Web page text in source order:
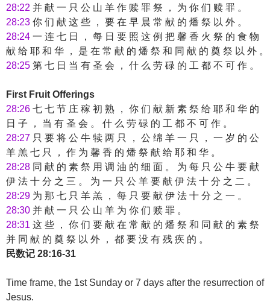
28:22 并 献 一 只 公 山 羊 作 赎 罪 祭 ， 为 你 们 赎 罪 。
28:23 你 们 献 这 些 ， 要 在 早 晨 常 献 的 燔 祭 以 外 。
28:24 一 连 七 日 ， 每 日 要 照 这 例 把 馨 香 火 祭 的 食 物
献 给 耶 和 华 ， 是 在 常 献 的 燔 祭 和 同 献 的 奠 祭 以 外 。
28:25 第 七 日 当 有 圣 会 ， 什 么 劳 碌 的 工 都 不 可 作 。
First Fruit Offerings
28:26 七 七 节 庄 稼 初 熟 ， 你 们 献 新 素 祭 给 耶 和 华 的
日 子 ， 当 有 圣 会 。 什 么 劳 碌 的 工 都 不 可 作 。
28:27 只 要 将 公 牛 犊 两 只 ， 公 绵 羊 一 只 ， 一 岁 的 公
羊 羔 七 只 ， 作 为 馨 香 的 燔 祭 献 给 耶 和 华 。
28:28 同 献 的 素 祭 用 调 油 的 细 面 。 为 每 只 公 牛 要 献
伊 法 十 分 之 三 。 为 一 只 公 羊 要 献 伊 法 十 分 之 二 。
28:29 为 那 七 只 羊 羔 ， 每 只 要 献 伊 法 十 分 之 一 。
28:30 并 献 一 只 公 山 羊 为 你 们 赎 罪 。
28:31 这 些 ， 你 们 要 献 在 常 献 的 燔 祭 和 同 献 的 素 祭
并 同 献 的 奠 祭 以 外 ， 都 要 没 有 残 疾 的 。
民数记 28:16-31
Time frame, the 1st Sunday or 7 days after the resurrection of
Jesus.